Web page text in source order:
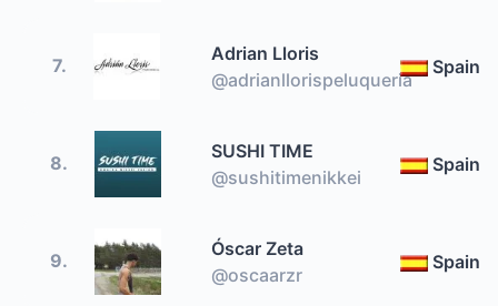
7.
Adrian Lloris
@adrianllorispeluqueria
Spain
8.
SUSHI TIME
@sushitimenikkei
Spain
9.
Óscar Zeta
@oscaarzr
Spain